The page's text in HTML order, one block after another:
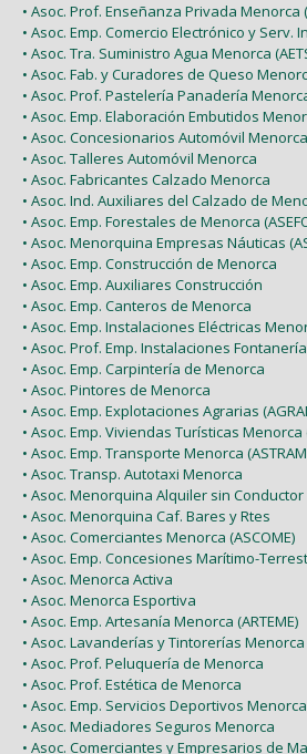
• Asoc. Prof. Enseñanza Privada Menorca
• Asoc. Emp. Comercio Electrónico y Serv.
• Asoc. Tra. Suministro Agua Menorca
• Asoc. Fab. y Curadores de Queso
• Asoc. Prof. Pastelería Panadería
• Asoc. Emp. Elaboración Embutidos
• Asoc. Concesionarios Automóvil Menorca
• Asoc. Talleres Automóvil Menorca
• Asoc. Fabricantes Calzado Menorca
• Asoc. Ind. Auxiliares del Calzado de
• Asoc. Emp. Forestales de Menorca
• Asoc. Menorquina Empresas Náuticas
• Asoc. Emp. Construcción de Menorca
• Asoc. Emp. Auxiliares Construcción
• Asoc. Emp. Canteros de Menorca
• Asoc. Emp. Instalaciones Eléctricas
• Asoc. Prof. Emp. Instalaciones Fontanería
• Asoc. Emp. Carpintería de Menorca
• Asoc. Pintores de Menorca
• Asoc. Emp. Explotaciones Agrarias
• Asoc. Emp. Viviendas Turísticas Menorca
• Asoc. Emp. Transporte Menorca
• Asoc. Transp. Autotaxi Menorca
• Asoc. Menorquina Alquiler sin Conductor
• Asoc. Menorquina Caf. Bares y Rtes
• Asoc. Comerciantes Menorca (ASCOME)
• Asoc. Emp. Concesiones Marítimo-
• Asoc. Menorca Activa
• Asoc. Menorca Esportiva
• Asoc. Emp. Artesanía Menorca (ARTEME)
• Asoc. Lavanderías y Tintorerías Menorca
• Asoc. Prof. Peluquería de Menorca
• Asoc. Prof. Estética de Menorca
• Asoc. Emp. Servicios Deportivos Menorca
• Asoc. Mediadores Seguros Menorca
• Asoc. Comerciantes y Empresarios de